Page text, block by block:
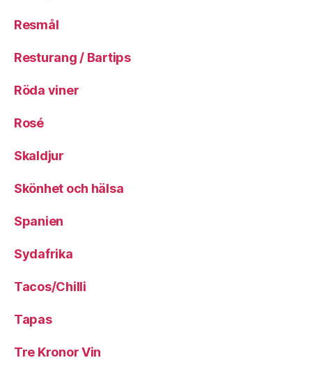
Resmål
Resturang / Bartips
Röda viner
Rosé
Skaldjur
Skönhet och hälsa
Spanien
Sydafrika
Tacos/Chilli
Tapas
Tre Kronor Vin